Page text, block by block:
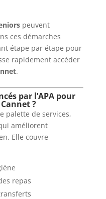
peuvent
ces démarches
étape par étape pour
rapidement accéder
.
par l’APA pour
?
palette de services,
améliorent
Elle couvre
repas